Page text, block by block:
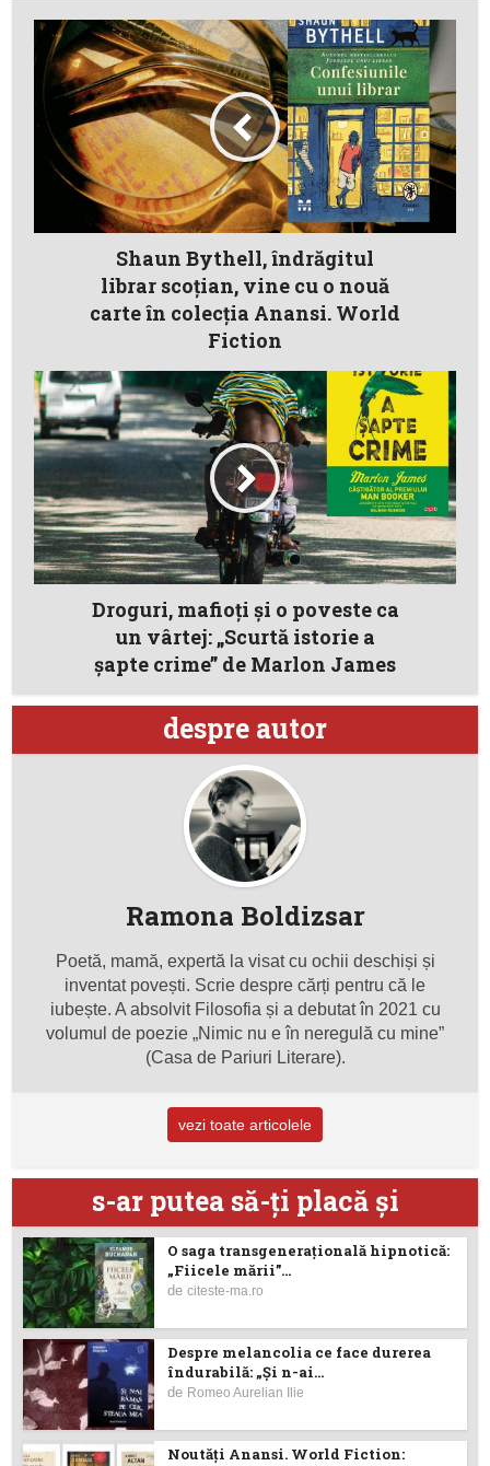
Shaun Bythell, îndrăgitul
librar scoțian, vine cu o nouă
carte în colecția Anansi. World
Fiction
Droguri, mafioţi şi o poveste ca
un vârtej: „Scurtă istorie a
şapte crime” de Marlon James
despre autor
Ramona Boldizsar
Poetă, mamă, expertă la visat cu ochii deschiși și
inventat povești. Scrie despre cărți pentru că le
iubește. A absolvit Filosofia și a debutat în 2021 cu
volumul de poezie „Nimic nu e în neregulă cu mine”
(Casa de Pariuri Literare).
vezi toate articolele
s-ar putea să-ţi placă şi
O saga transgenerațională hipnotică:
„Fiicele mării”...
deciteste-ma.ro
Despre melancolia ce face durerea
îndurabilă: „Și n-ai...
de Romeo Aurelian Ilie
Noutăţi Anansi. World Fiction: